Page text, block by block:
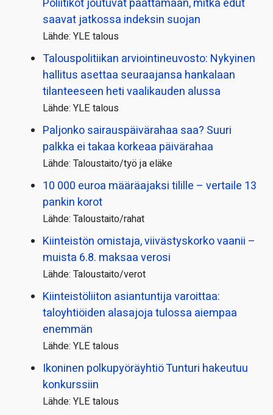
Poliitikot joutuvat päättämään, mitkä edut
saavat jatkossa indeksin suojan
Lähde: YLE talous
Talous­politiikan arviointi­neuvosto: Nykyinen
hallitus asettaa seuraajansa hankalaan
tilanteeseen heti vaalikauden alussa
Lähde: YLE talous
Paljonko sairauspäivä­rahaa saa? Suuri
palkka ei takaa korkeaa päivärahaa
Lähde: Taloustaito/työ ja eläke
10 000 euroa määräajaksi tilille – vertaile 13
pankin korot
Lähde: Taloustaito/rahat
Kiinteistön omistaja, viivästyskorko vaanii –
muista 6.8. maksaa verosi
Lähde: Taloustaito/verot
Kiinteistö­liiton asiantuntija varoittaa:
taloyhtiöiden alasajoja tulossa aiempaa
enemmän
Lähde: YLE talous
Ikoninen polkupyörä­yhtiö Tunturi hakeutuu
konkurssiin
Lähde: YLE talous